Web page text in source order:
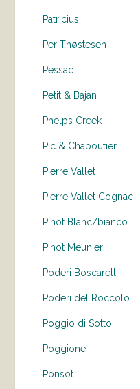
Patricius
Per Thøstesen
Pessac
Petit & Bajan
Phelps Creek
Pic & Chapoutier
Pierre Vallet
Pierre Vallet Cognac
Pinot Blanc/bianco
Pinot Meunier
Poderi Boscarelli
Poderi del Roccolo
Poggio di Sotto
Poggione
Ponsot